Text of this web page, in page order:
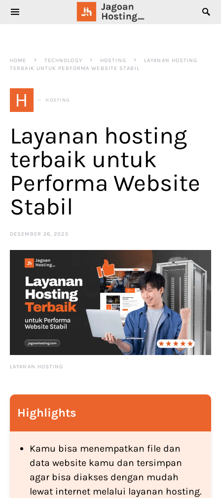
SEARCH FOR:
HOME TECHNOLOGY HOSTING
LAYANAN HOSTING
TERBAIK UNTUK PERFORMA WEBSITE STABIL
H HOSTING
Layanan hosting
terbaik untuk
Performa Website
Stabil
DESEMBER 26, 2025
LAYANAN HOSTING
Highlights
Kamu bisa menempatkan file dan
data website kamu dan tersimpan
agar bisa diakses dengan mudah
lewat internet melalui layanan hosting.